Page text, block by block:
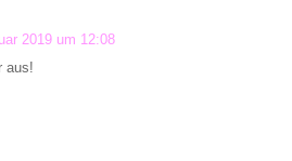
2019 um 12:08
aus!